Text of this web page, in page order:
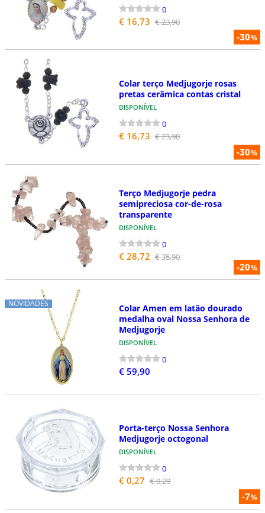
-30%
0
€ 16,73 € 23,90
-30%
Colar terço Medjugorje rosas
pretas cerâmica contas cristal
DISPONÍVEL
0
€ 16,73 € 23,90
-20%
Terço Medjugorje pedra
semipreciosa cor-de-rosa
transparente
DISPONÍVEL
0
€ 28,72 € 35,90
NOVIDADES
Colar Amen em latão dourado
medalha oval Nossa Senhora de
Medjugorje
DISPONÍVEL
0
€ 59,90
-7%
Porta-terço Nossa Senhora
Medjugorje octogonal
DISPONÍVEL
0
€ 0,27 € 0,29